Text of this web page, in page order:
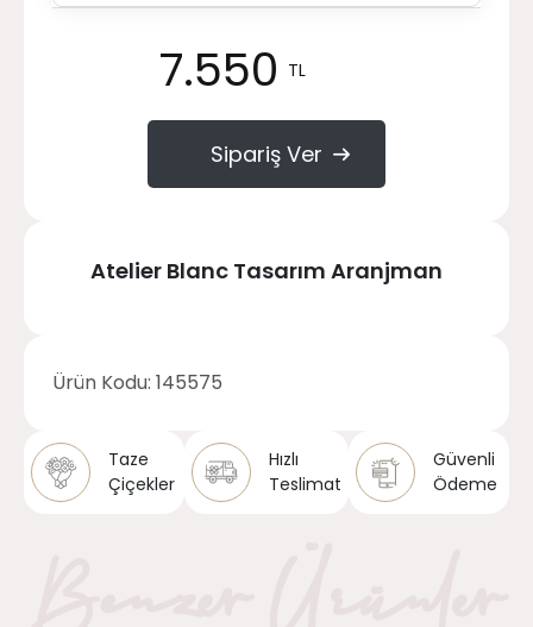
7.550 TL
Sipariş Ver
Atelier Blanc Tasarım Aranjman
Ürün Kodu: 145575
Taze
Çiçekler
Hızlı
Teslimat
Güvenli
Ödeme